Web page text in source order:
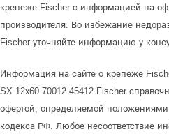
крепеже Fischer с информацией на
производителя. Во избежание
Fischer уточняйте информацию у
Информация на сайте о крепеже
SX 12х60 70012 45412 Fischer
офертой, определяемой положениями
кодекса РФ. Любое несоответствие